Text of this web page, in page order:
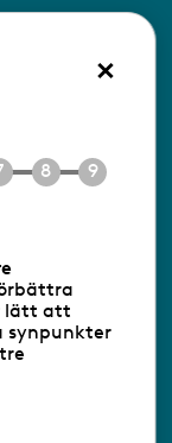
×
lätt att
synpunkter